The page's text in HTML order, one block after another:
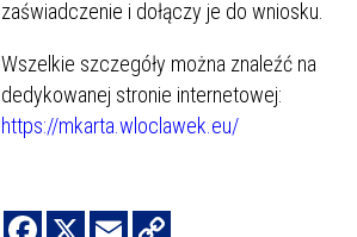
zaświadczenie i dołączy je do wniosku.
Wszelkie szczegóły można znaleźć na
dedykowanej stronie internetowej:
https://mkarta.wloclawek.eu/